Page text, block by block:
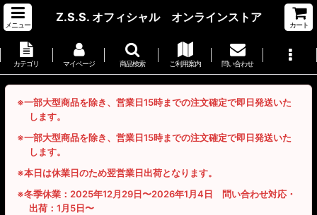
メニュー
Z.S.S. オフィシャル オンラインストア
カート
カテゴリ マイページ 商品検索 ご利用案内 問い合わせ
※一部大型商品を除き、営業日15時までの注文確定で即日発送いた
します。
※一部大型商品を除き、営業日15時までの注文確定で即日発送いた
します。
※本日は休業日のため翌営業日出荷となります。
※冬季休業：2025年12月29日〜2026年1月4日 問い合わせ対応・
出荷：1月5日〜